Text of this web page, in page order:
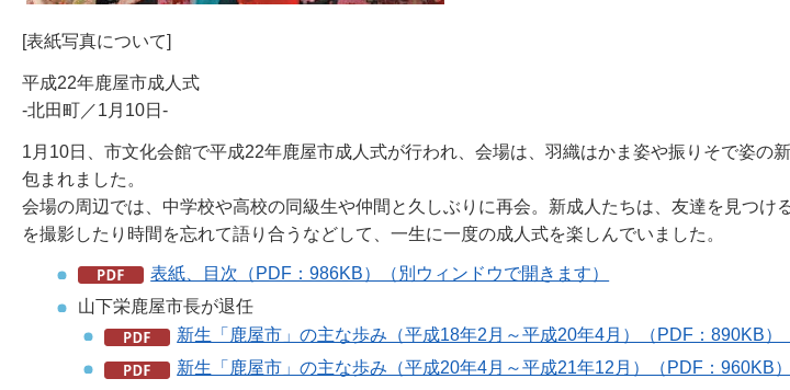
[表紙写真について]
平成22年鹿屋市成人式
-北田町／1月10日-
1月10日、市文化会館で平成22年鹿屋市成人式が行われ、会場は、羽織はかま姿や振りそで姿の
包まれました。
会場の周辺では、中学校や高校の同級生や仲間と久しぶりに再会。新成人たちは、友達を見つけ
を撮影したり時間を忘れて語り合うなどして、一生に一度の成人式を楽しんでいました。
表紙、目次（PDF：986KB）（別ウィンドウで開きます）
山下栄鹿屋市長が退任
新生「鹿屋市」の主な歩み（平成18年2月～平成20年4月）（PDF：890KB）
新生「鹿屋市」の主な歩み（平成20年4月～平成21年12月）（PDF：960KB